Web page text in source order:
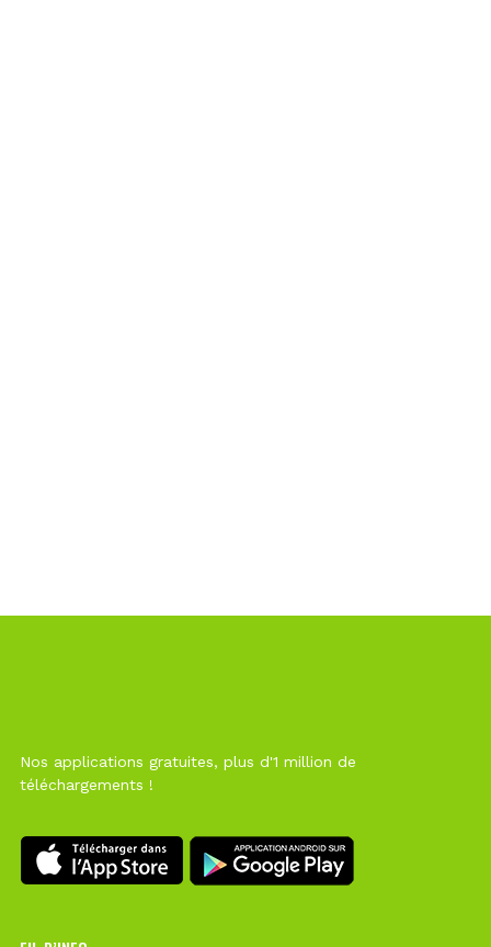
Nos applications gratuites, plus d'1 million de
téléchargements !